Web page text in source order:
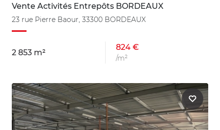
Vente Activités Entrepôts BORDEAUX
23 rue Pierre Baour, 33300 BORDEAUX
2 853 m²
824 €
/m²